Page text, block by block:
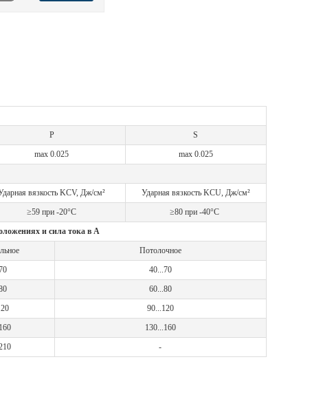
P
S
max 0.025
max 0.025
вязкость KCV, Дж/см²
Ударная вязкость KCU, Дж/см²
≥59 при -20°С
≥80 при -40°С
и сила тока в А
Потолочное
40...70
60...80
90...120
130...160
-